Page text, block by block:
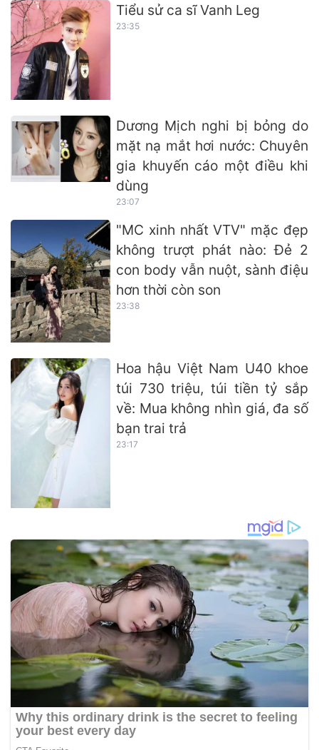
Tiểu sử ca sĩ Vanh Leg
23:35
Dương Mịch nghi bị bỏng do
mặt nạ mắt hơi nước: Chuyên
gia khuyến cáo một điều khi
dùng
23:07
"MC xinh nhất VTV" mặc đẹp
không trượt phát nào: Đẻ 2
con body vẫn nuột, sành điệu
hơn thời còn son
23:38
Hoa hậu Việt Nam U40 khoe
túi 730 triệu, túi tiền tỷ sắp
về: Mua không nhìn giá, đa số
bạn trai trả
23:17